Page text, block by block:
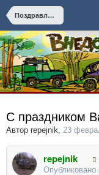
Поздравления
С праздником
Автор repejnik, 23
repejnik
Опубликовано